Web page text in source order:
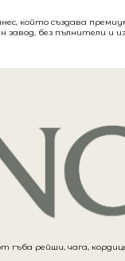
който създава
без пълнители и
рейши, чага,